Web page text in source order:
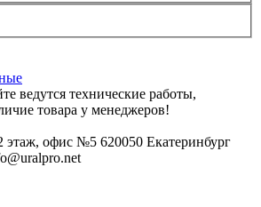
технические работы,
товара у менеджеров!
этаж, офис №5 620050 Екатеринбург